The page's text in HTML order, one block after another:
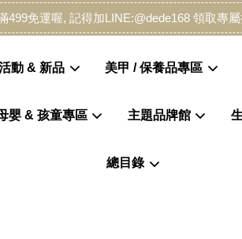
499免運喔, 記得加LINE:@dede168 領取專
動 & 新品 美甲 / 保養品專區
嬰 & 孩童專區 主題品牌館
總目錄